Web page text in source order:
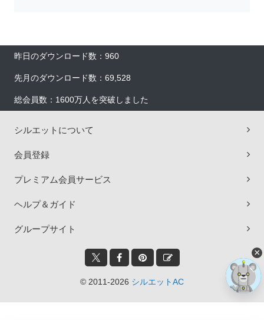
昨日のダウンロード数：960
先月のダウンロード数：69,528
総会員数：1600万人を突破しました
シルエットについて
会員登録
プレミアム会員サービス
ヘルプ＆ガイド
グループサイト
© 2011-2026 シルエットAC
×